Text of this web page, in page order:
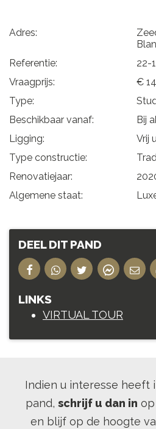
Adres:
Referentie:
22-
Vraagprijs:
€
Type:
Beschikbaar vanaf:
Bij
Ligging:
Vrij
Type constructie:
Renovatiejaar:
Algemene staat:
DEEL DIT PAND
LINKS
VIRTUAL TOUR
Indien u interesse heeft
pand, schrijf u dan in
en blijf op de hoogte